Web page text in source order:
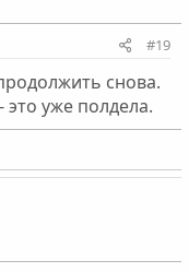
т
н
ы
г
#19
снова.
это уже полдела.
е
т